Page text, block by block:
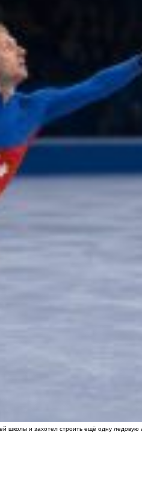
школы и захотел строить ещё одну ледовую